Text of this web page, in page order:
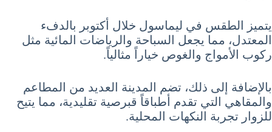
يتميز الطقس في ليماسول خلال أكتوبر بالدفء
المعتدل، مما يجعل السباحة والرياضات المائية مثل
ركوب الأمواج والغوص خياراً مثالياً.
بالإضافة إلى ذلك، تضم المدينة العديد من المطاعم
والمقاهي التي تقدم أطباقاً قبرصية تقليدية، مما يتيح
للزوار تجربة النكهات المحلية.